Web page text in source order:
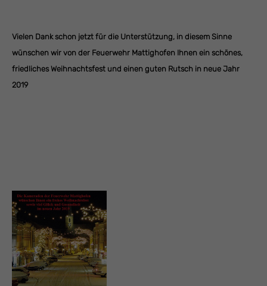
Vielen Dank schon jetzt für die Unterstützung, in diesem Sinne
wünschen wir von der Feuerwehr Mattighofen Ihnen ein schönes,
friedliches Weihnachtsfest und einen guten Rutsch in neue Jahr
2019